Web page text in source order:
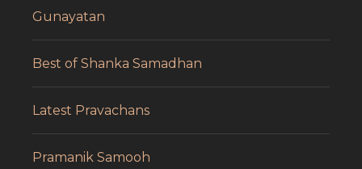
Gunayatan
Best of Shanka Samadhan
Latest Pravachans
Pramanik Samooh